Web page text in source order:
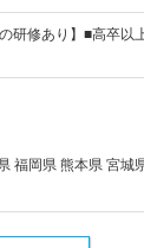
研修あり】■高卒
福岡県 熊本県 宮城